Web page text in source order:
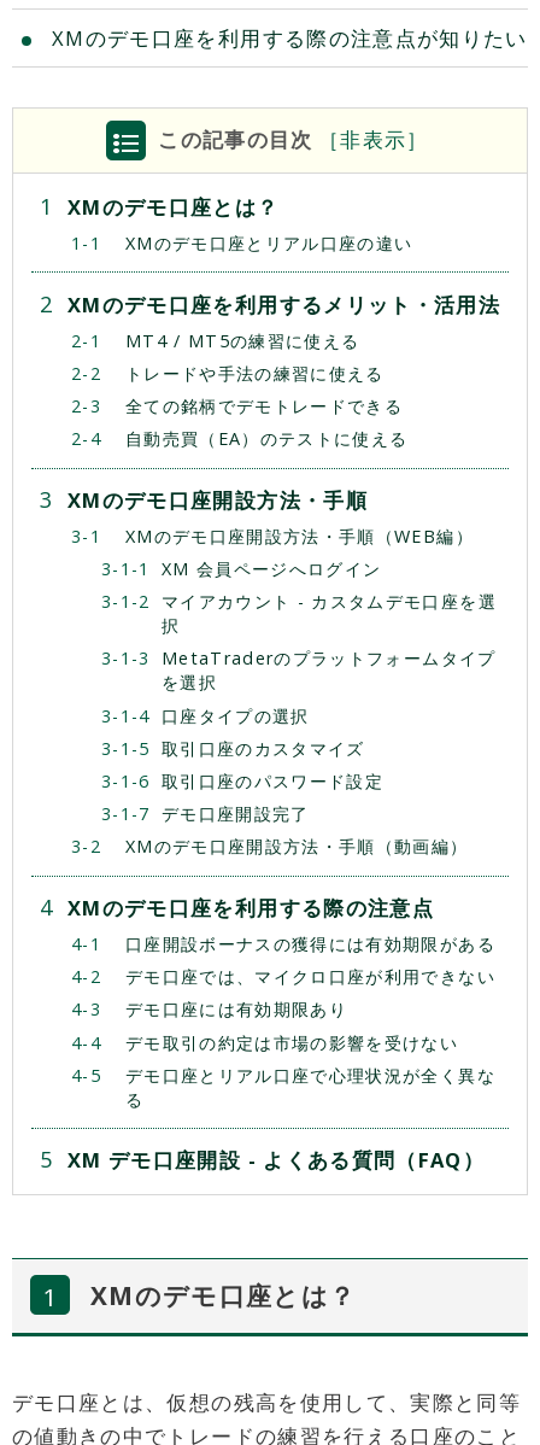
XMのデモ口座を利用する際の注意点が知りたい
この記事の目次 ［非表示］
XMのデモ口座とは？
XMのデモ口座とリアル口座の違い
XMのデモ口座を利用するメリット・活用法
MT4 / MT5の練習に使える
トレードや手法の練習に使える
全ての銘柄でデモトレードできる
自動売買（EA）のテストに使える
XMのデモ口座開設方法・手順
XMのデモ口座開設方法・手順（WEB編）
XM 会員ページへログイン
マイアカウント - カスタムデモ口座を選
択
MetaTraderのプラットフォームタイプ
を選択
口座タイプの選択
取引口座のカスタマイズ
取引口座のパスワード設定
デモ口座開設完了
XMのデモ口座開設方法・手順（動画編）
XMのデモ口座を利用する際の注意点
口座開設ボーナスの獲得には有効期限がある
デモ口座では、マイクロ口座が利用できない
デモ口座には有効期限あり
デモ取引の約定は市場の影響を受けない
デモ口座とリアル口座で心理状況が全く異な
る
XM デモ口座開設 - よくある質問（FAQ）
XMのデモ口座とは？
デモ口座とは、仮想の残高を使用して、実際と同等
の値動きの中でトレードの練習を行える口座のこと